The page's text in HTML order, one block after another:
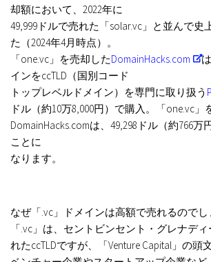
却額において、2022年に
49,999ドルで売れた「solar.vc」と並んで史
た（2024年4月時点）。
「one.vc」を売却したDomainHacks.com
インをccTLD（国別コード
トップレベルドメイン）を専門に取り扱う
ドル（約10万8,000円）で購入。「one.vc」
DomainHacks.comは、49,298ドル（約766
ことに
なります。
なぜ「.vc」ドメインは高額で売れるのでし
「.vc」は、セントビンセント・グレナデ
れたccTLDですが、「Venture Capital」の頭